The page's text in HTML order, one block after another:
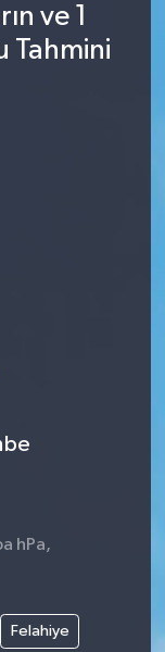
ve 1
Tahmini
hPa,
Felahiye